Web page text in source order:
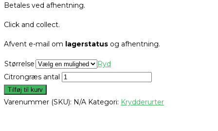
Betales ved afhentning.
Click and collect.
Afvent e-mail om lagerstatus og afhentning.
Størrelse
Ryd
Citrongræs antal
Tilføj til kurv
Varenummer (SKU): N/A Kategori: Krydderurter